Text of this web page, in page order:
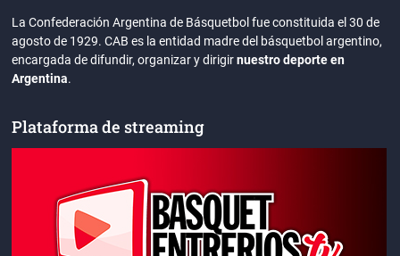
La Confederación Argentina de Básquetbol fue constituida el 30 de
agosto de 1929. CAB es la entidad madre del básquetbol argentino,
encargada de difundir, organizar y dirigirnuestro deporte en
Argentina.
Plataforma de streaming